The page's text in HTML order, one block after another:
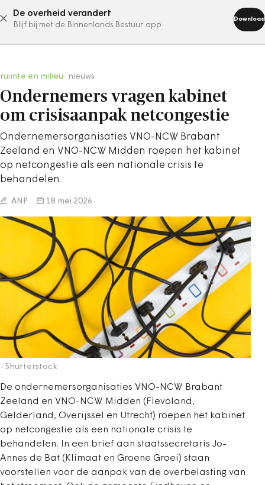
De overheid verandert
Blijf bij met de Binnenlands Bestuur app
Download
abonneer nu
ruimte en milieu nieuws
Ondernemers vragen kabinet
om crisisaanpak netcongestie
Ondernemersorganisaties VNO-NCW Brabant
Zeeland en VNO-NCW Midden roepen het kabinet
op netcongestie als een nationale crisis te
behandelen.
ANP 18 mei 2026
- Shutterstock
De ondernemersorganisaties VNO-NCW Brabant
Zeeland en VNO-NCW Midden (Flevoland,
Gelderland, Overijssel en Utrecht) roepen het kabinet
op netcongestie als een nationale crisis te
behandelen. In een brief aan staatssecretaris Jo-
Annes de Bat (Klimaat en Groene Groei) staan
voorstellen voor de aanpak van de overbelasting van